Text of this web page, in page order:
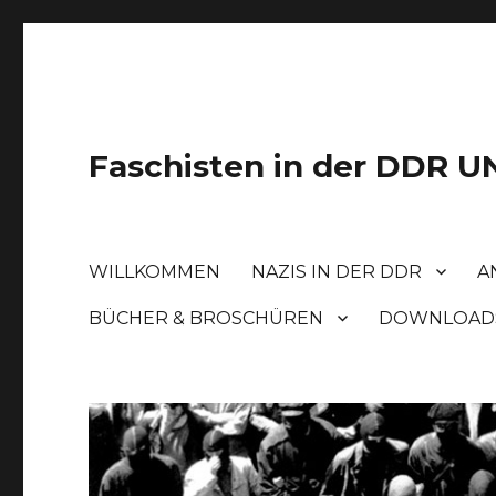
Faschisten in der DDR
WILLKOMMEN NAZIS IN DER DDR
BÜCHER & BROSCHÜREN